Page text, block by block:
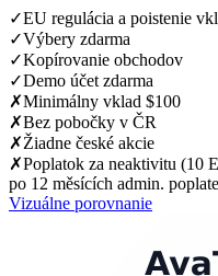
✓EU regulácia a poistenie
✓Výbery zdarma
✓Kopírovanie obchodov
✓Demo účet zdarma
✗Minimálny vklad $100
✗Bez pobočky v ČR
✗Žiadne české akcie
✗Poplatok za neaktivitu (10
po 12 měsících admin.
Vizuálne porovnanie